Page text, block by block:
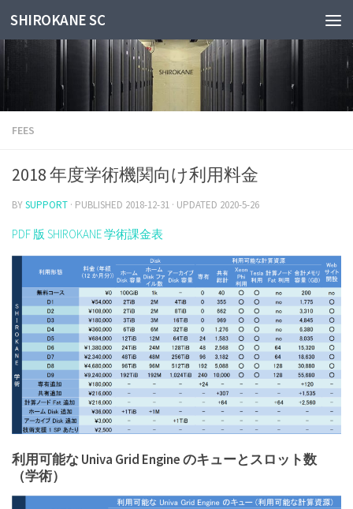
Skip to content
SHIROKANE SC
FEES
2018 年度学術機関向け利用料金
BYSUPPORT · PUBLISHED 2018-12-31 · UPDATED 2020-5-26
PDF 版 SHIROKANE 学術課金表
利用可能な Univa Grid Engine のキューとスロット数
（学術）